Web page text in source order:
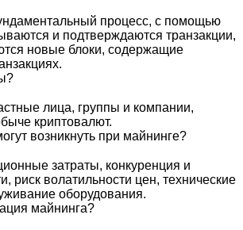
процесс, с помощью
и подтверждаются транзакции,
новые блоки, содержащие
лица, группы и компании,
криптовалют.
возникнуть при майнинге?
затраты, конкуренция и
риск волатильности цен, технические
оборудования.
майнинга?